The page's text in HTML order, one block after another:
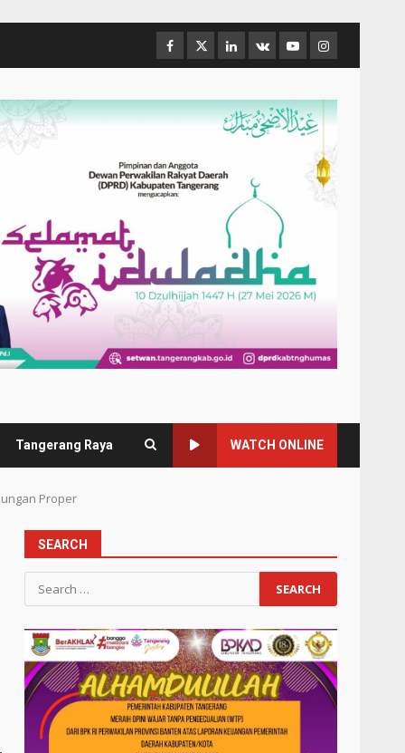
Facebook
TwitterLinkedin
VK YoutubeInstagram
Tangerang Raya WATCH ONLINE
Proper
SEARCH
Search
for: